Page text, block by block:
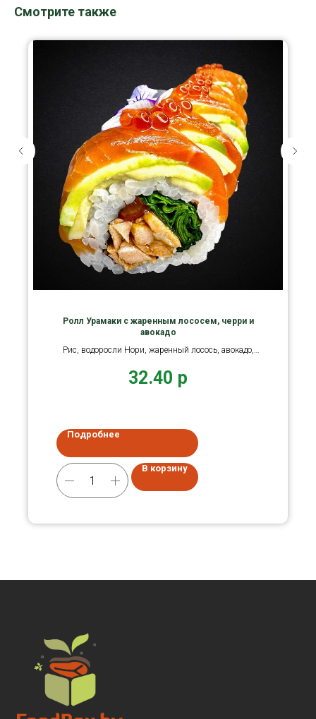
Смотрите также
Ролл Урамаки с жаренным лососем, черри и
авокадо
Рис, водоросли Нори, жаренный лосось, авокадо,
32.40 р
Подробнее
В корзину